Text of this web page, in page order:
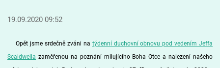
19.09.2020 09:52
Opět jsme srdečně zváni na týdenní duchovní obnovu pod vedením Jeffa
Scaldwella zaměřenou na poznání milujícího Boha Otce a nalezení našeho